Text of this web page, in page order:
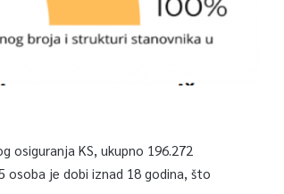
osiguranja KS, ukupno 196.272
osoba je dobi iznad 18 godina, što